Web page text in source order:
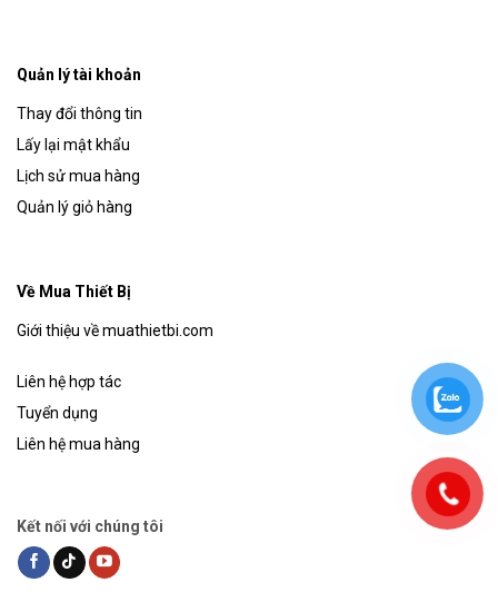
Quản lý tài khoản
Thay đổi thông tin
Lấy lại mật khẩu
Lịch sử mua hàng
Quản lý giỏ hàng
Về Mua Thiết Bị
Giới thiệu về muathietbi.com
Liên hệ hợp tác
Tuyển dụng
Liên hệ mua hàng
Kết nối với chúng tôi